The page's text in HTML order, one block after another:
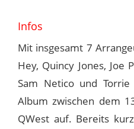
Infos
Mit insgesamt 7
Hey, Quincy Jones, Joe
Sam Netico und
Album zwischen dem
QWest auf. Bereits